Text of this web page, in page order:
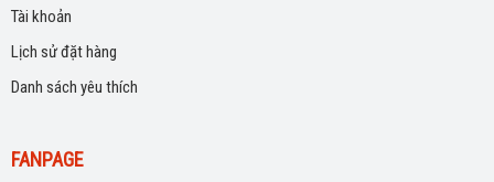
Tài khoản
Lịch sử đặt hàng
Danh sách yêu thích
FANPAGE